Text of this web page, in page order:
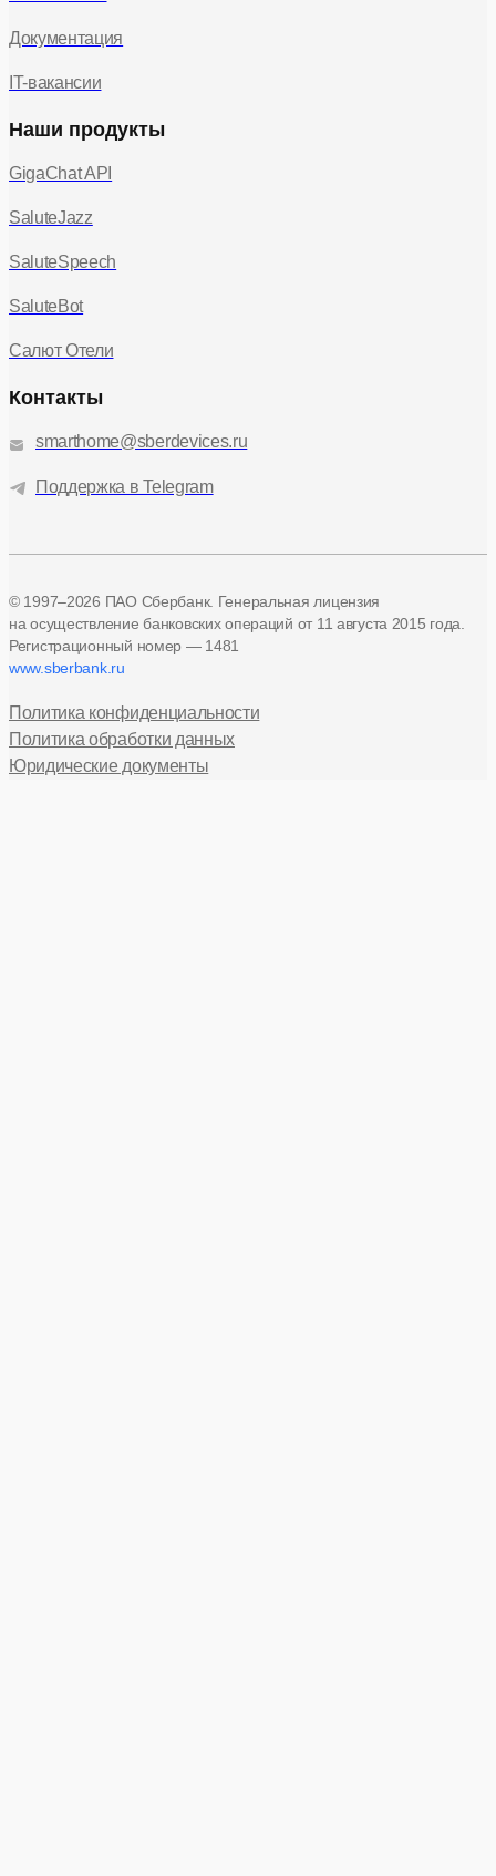
Документация
IT-вакансии
Наши продукты
GigaChat API
SaluteJazz
SaluteSpeech
SaluteBot
Салют Отели
Контакты
smarthome@sberdevices.ru
Поддержка в Telegram
© 1997–2026 ПАО Сбербанк. Генеральная лицензия
на осуществление банковских операций от 11 августа 2015 года.
Регистрационный номер — 1481
www.sberbank.ru
Политика конфиденциальности
Политика обработки данных
Юридические документы